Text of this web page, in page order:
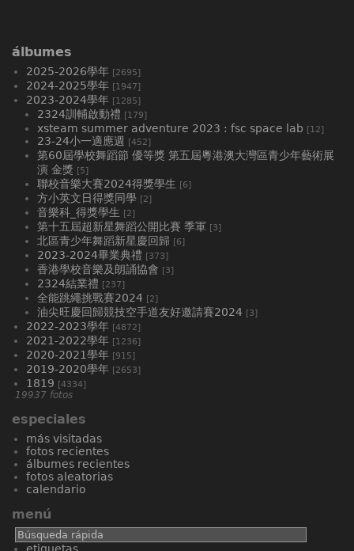
álbumes
2025-2026學年 [2695]
2024-2025學年 [1947]
2023-2024學年 [1285]
2324訓輔啟動禮 [179]
xsteam summer adventure 2023 : fsc space lab [12]
23-24小一適應週 [452]
第60屆學校舞蹈節 優等獎 第五屆粵港澳大灣區青少年藝術展
演 金獎 [5]
聯校音樂大賽2024得獎學生 [6]
方小英文日得獎同學 [2]
音樂科_得獎學生 [2]
第十五屆超新星舞蹈公開比賽 季軍 [3]
北區青少年舞蹈新星慶回歸 [6]
2023-2024畢業典禮 [373]
香港學校音樂及朗誦協會 [3]
2324結業禮 [237]
全能跳繩挑戰賽2024 [2]
油尖旺慶回歸競技空手道友好邀請賽2024 [3]
2022-2023學年 [4872]
2021-2022學年 [1236]
2020-2021學年 [915]
2019-2020學年 [2653]
1819 [4334]
19937 fotos
especiales
más visitadas
fotos recientes
álbumes recientes
fotos aleatorias
calendario
menú
etiquetas